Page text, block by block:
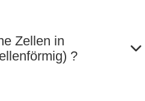
Zellen in
?